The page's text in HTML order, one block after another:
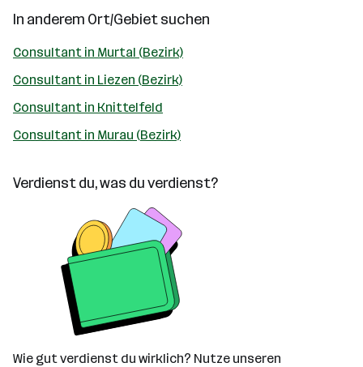
In anderem Ort/Gebiet suchen
Consultant in Murtal (Bezirk)
Consultant in Liezen (Bezirk)
Consultant in Knittelfeld
Consultant in Murau (Bezirk)
Verdienst du, was du verdienst?
Wie gut verdienst du wirklich? Nutze unseren